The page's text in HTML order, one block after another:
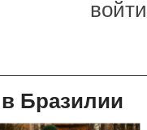
войти
Бразилии